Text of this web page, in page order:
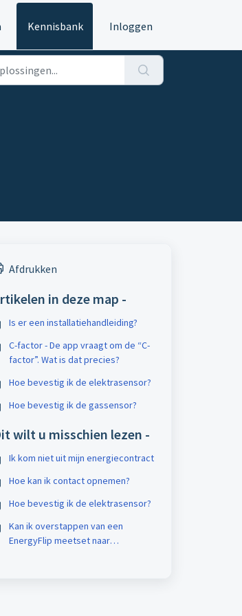
Kennisbank Inloggen
Afdrukken
in deze map -
Is er een installatiehandleiding?
C-factor - De app vraagt om de “C-
factor”. Wat is dat precies?
Hoe bevestig ik de elektrasensor?
Hoe bevestig ik de gassensor?
wilt u misschien lezen -
Ik kom niet uit mijn energiecontract
Hoe kan ik contact opnemen?
Hoe bevestig ik de elektrasensor?
Kan ik overstappen van een
EnergyFlip meetset naar